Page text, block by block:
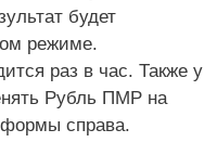
будет
режиме.
раз в час. Также у
Рубль ПМР на
справа.